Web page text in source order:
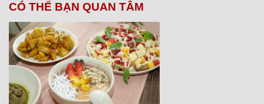
CÓ THỂ BẠN QUAN TÂM